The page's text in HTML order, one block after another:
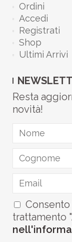
Ordini
Accedi
Registrati
Shop
Ultimi Arrivi
Resta
novità!
trattamento